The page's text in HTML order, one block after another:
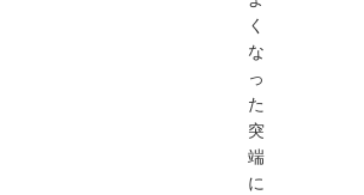
く
な
っ
た
突
端
に